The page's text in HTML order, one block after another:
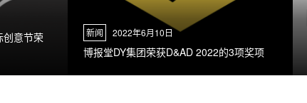
创意节荣
新闻 2022年6月10日
博报堂DY集团荣获D&AD 2022的3项奖项